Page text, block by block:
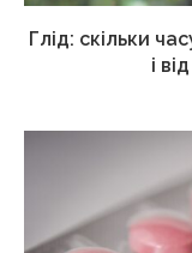
Глід: скільки
і